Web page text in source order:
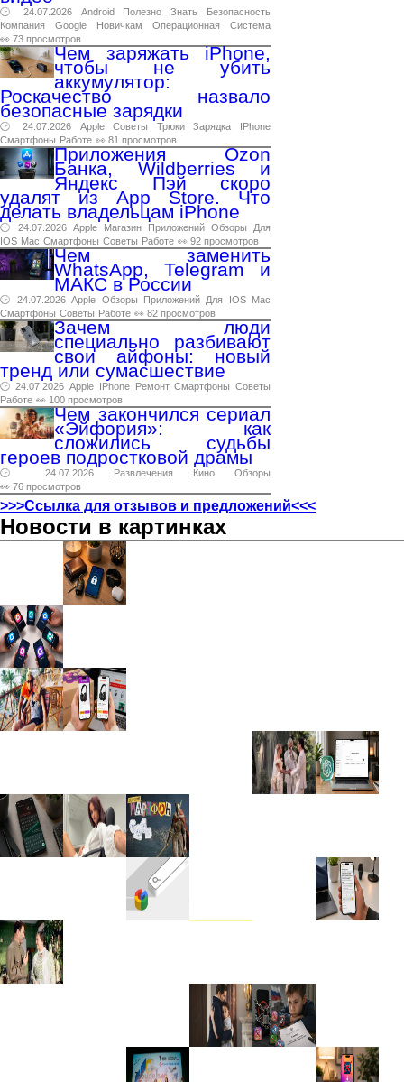
🕑 24.07.2026 Android Полезно Знать
Безопасность
Компания
Google Новичкам Операционная
Система
👀 73 просмотров
Чем заряжать iPhone,
чтобы не убить
аккумулятор:
Роскачество назвало
безопасные зарядки
🕑 24.07.2026 Apple Советы Трюки Зарядка
IPhone
Смартфоны Работе 👀 81 просмотров
Приложения Ozon
Банка, Wildberries и
Яндекс Пэй скоро
удалят из App Store. Что
делать владельцам iPhone
🕑 24.07.2026 Apple Магазин Приложений Обзоры
Для
IOS Mac Смартфоны Советы Работе 👀 92 просмотров
Чем заменить
WhatsApp, Telegram и
МАКС в России
🕑 24.07.2026 Apple Обзоры Приложений Для IOS
Mac
Смартфоны Советы Работе 👀 82 просмотров
Зачем люди
специально разбивают
свои айфоны: новый
тренд или сумасшествие
🕑 24.07.2026 Apple IPhone Ремонт Смартфоны Советы
Работе 👀 100 просмотров
Чем закончился сериал
«Эйфория»: как
сложились судьбы
героев подростковой драмы
🕑 24.07.2026 Развлечения Кино
Обзоры
👀 76 просмотров
>>>Ссылка для отзывов и предложений<<<
Новости в картинках